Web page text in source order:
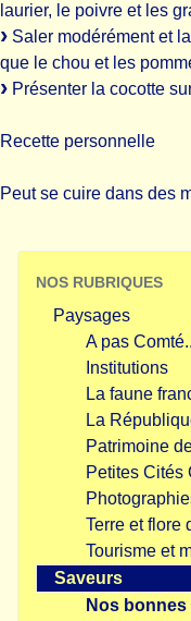
laurier, le poivre et les
Saler modérément et
que le chou et les
Présenter la cocotte
Recette personnelle
Peut se cuire dans des
NOS RUBRIQUES
Paysages
A pas
Institutions
La faune
La
Patrimoine
Petites Cités
Terre et flore
Tourisme et
Saveurs
Nos